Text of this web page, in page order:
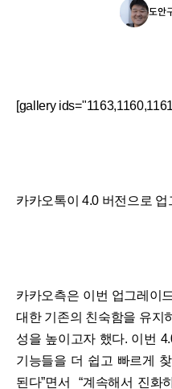
도안
[gallery
카카오톡이 4.0 버전으로
카카오측은 이번 업그레이
대한 기존의 친숙함을 유지
성을 높이고자 했다. 이번
기능들을 더 쉽고 빠르게
된다”면서 “계속해서 진화